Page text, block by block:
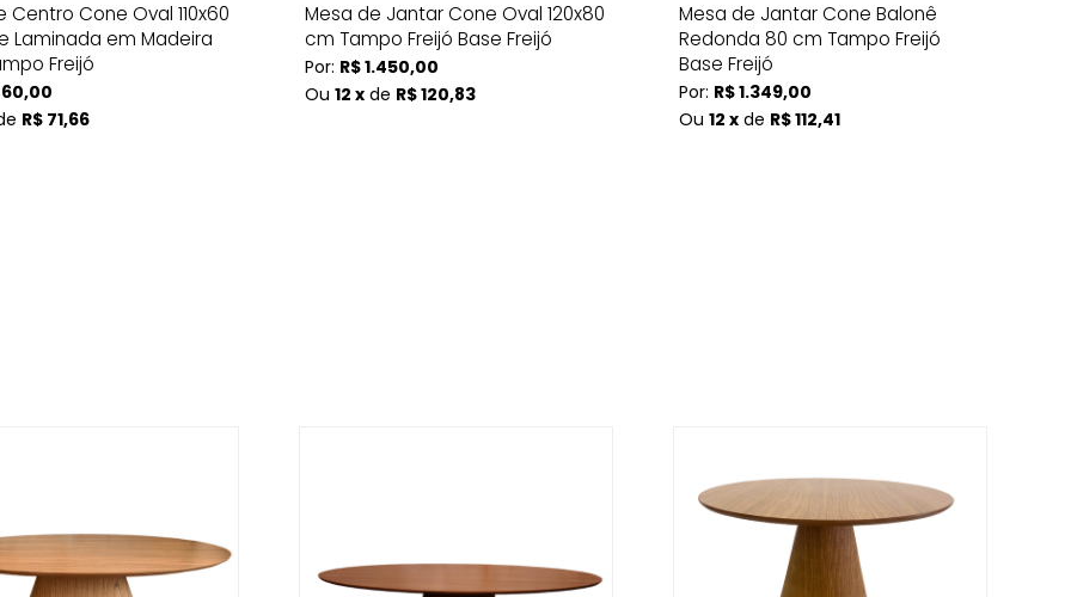
Centro Cone Oval 110x60
Laminada em Madeira
Freijó
R$ 71,66
Mesa de Jantar Cone Oval 120x80
cm Tampo Freijó Base Freijó
Por: R$ 1.450,00
Ou 12 x de R$ 120,83
Mesa de Jantar Cone Balonê
Redonda 80 cm Tampo Freijó
Base Freijó
Por: R$ 1.349,00
Ou 12 x de R$ 112,41